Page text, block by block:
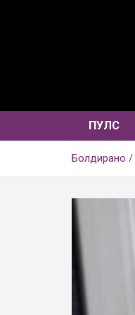
ПУЛС
Болдирано